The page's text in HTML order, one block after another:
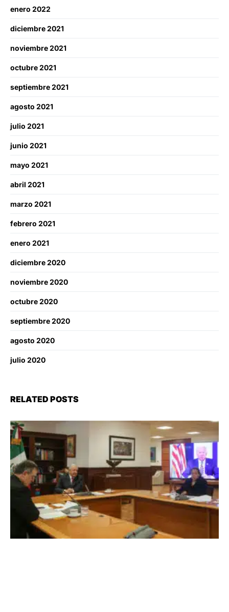
enero 2022
diciembre 2021
noviembre 2021
octubre 2021
septiembre 2021
agosto 2021
julio 2021
junio 2021
mayo 2021
abril 2021
marzo 2021
febrero 2021
enero 2021
diciembre 2020
noviembre 2020
octubre 2020
septiembre 2020
agosto 2020
julio 2020
RELATED POSTS